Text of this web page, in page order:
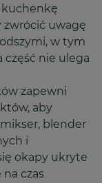
kuchenkę
zwrócić uwagę
w tym
nie ulega
zapewni
aby
blender
i
okapy ukryte
czas